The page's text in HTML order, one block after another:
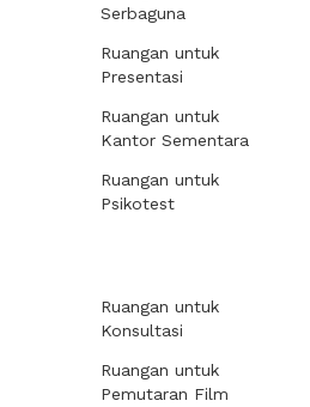
Serbaguna
Ruangan untuk
Presentasi
Ruangan untuk
Kantor Sementara
Ruangan untuk
Psikotest
Ruangan untuk
Konsultasi
Ruangan untuk
Pemutaran Film